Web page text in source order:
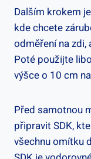
Dalším krokem
kde chcete
odměření na zdi,
Poté použijte
výšce o 10 cm
Před samotnou
připravit SDK,
všechnu omítku